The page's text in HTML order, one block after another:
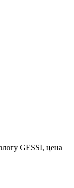
GESSI, цена